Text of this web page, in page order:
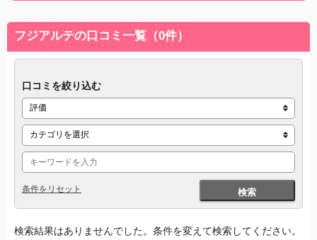
フジアルテの口コミ一覧（0件）
口コミを絞り込む
検索
条件をリセット
検索結果はありませんでした。条件を変えて検索してください。